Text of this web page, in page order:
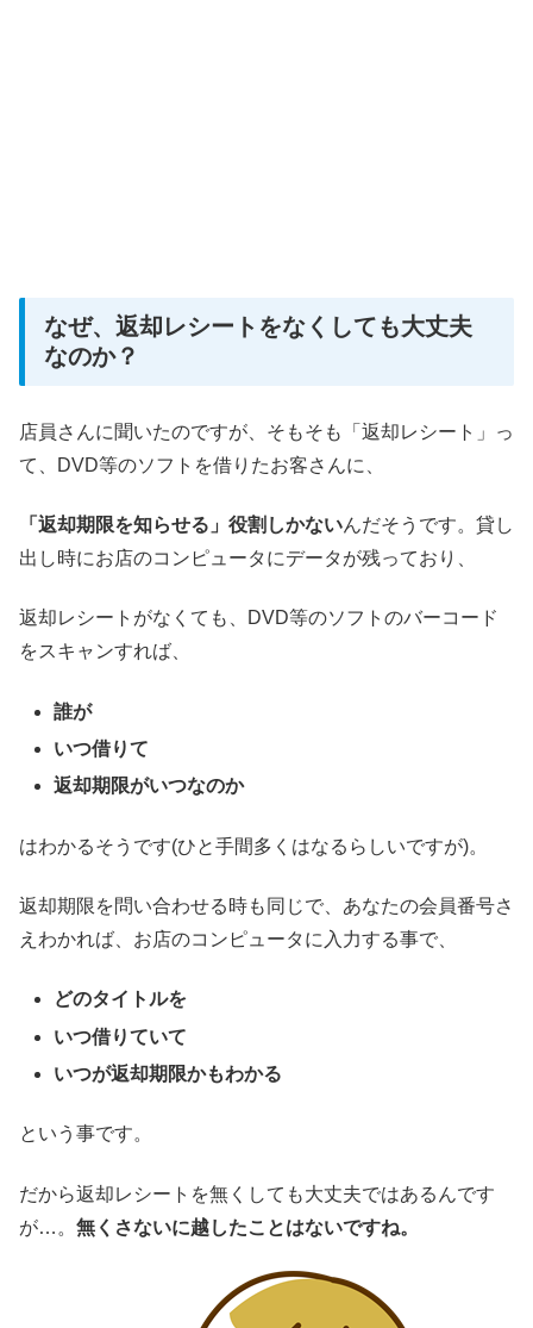
なぜ、返却レシートをなくしても大丈夫
なのか？
店員さんに聞いたのですが、そもそも「返却レシート」っ
て、DVD等のソフトを借りたお客さんに、
「返却期限を知らせる」役割しかないんだそうです。貸し
出し時にお店のコンピュータにデータが残っており、
返却レシートがなくても、DVD等のソフトのバーコード
をスキャンすれば、
誰が
いつ借りて
返却期限がいつなのか
はわかるそうです(ひと手間多くはなるらしいですが)。
返却期限を問い合わせる時も同じで、あなたの会員番号さ
えわかれば、お店のコンピュータに入力する事で、
どのタイトルを
いつ借りていて
いつが返却期限かもわかる
という事です。
だから返却レシートを無くしても大丈夫ではあるんです
が…。 無くさないに越したことはないですね。